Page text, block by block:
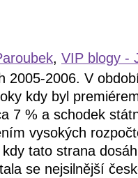
, VIP blogy -
2005-2006. V
kdy byl
7 % a schodek
vysokých
tato strana
se nejsilnější